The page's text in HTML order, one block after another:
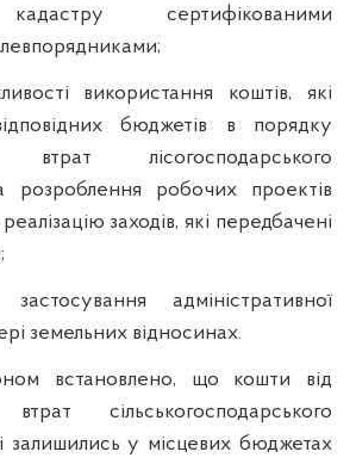
сертифікованими
використання коштів, які
бюджетів в порядку
втрат лісогосподарського
розроблення робочих проектів
заходів, які передбачені
адміністративної
земельних відносинах.
встановлено, що кошти від
сільськогосподарського
залишились у місцевих бюджетах